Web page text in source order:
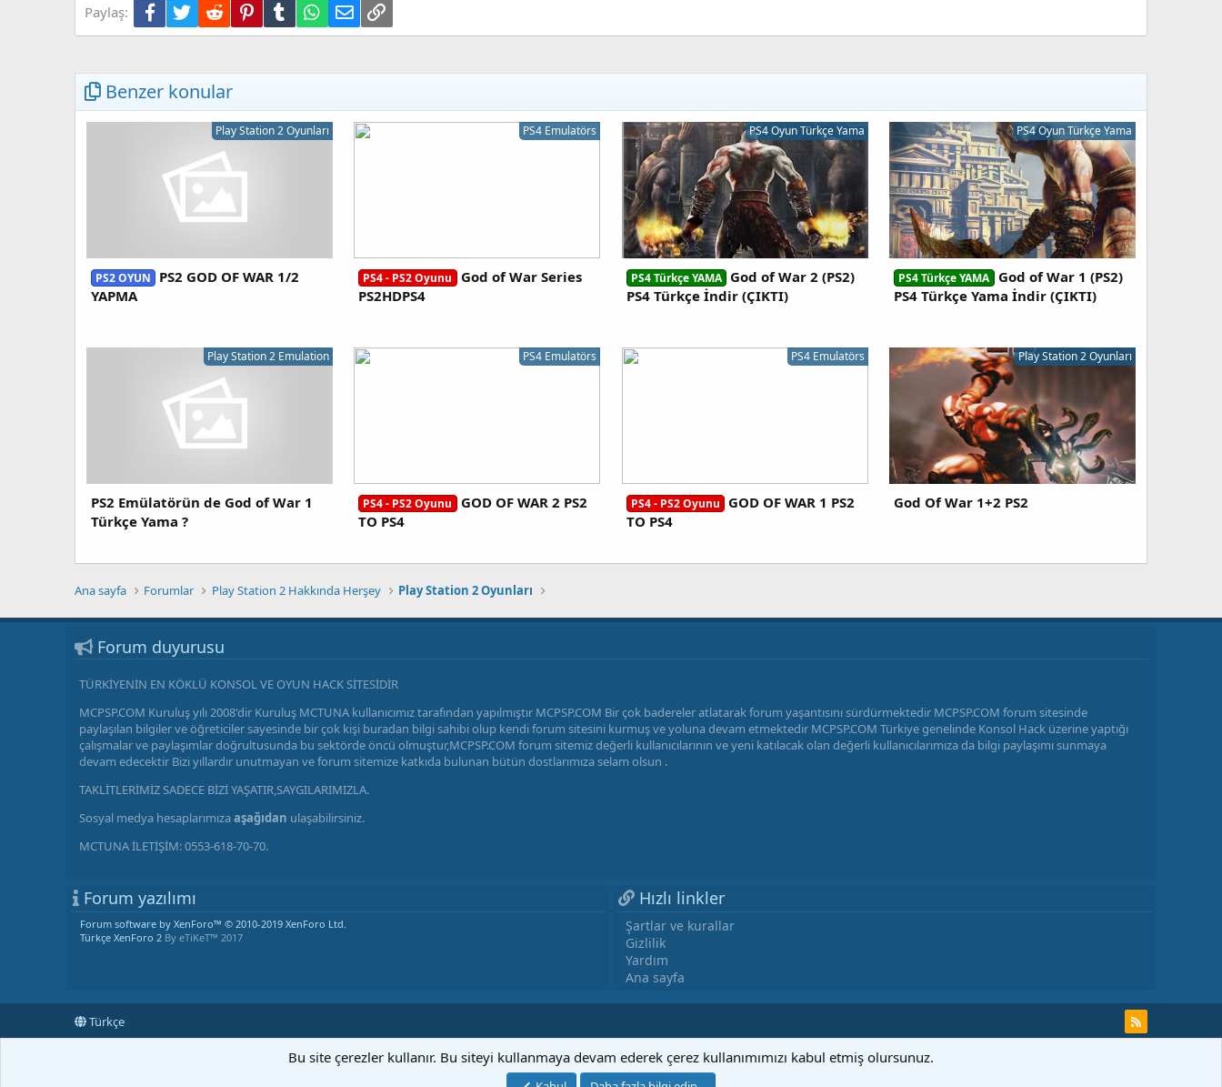
Paylaş: Facebook
TwitterReddit PinterestTumblr WhatsApp
E-postaLink
Benzer konular
Play Station 2 Oyunları
PS2 OYUN
PS2 GOD OF WAR 1/2
YAPMA
PS4 Emulatörs
PS4 - PS2 Oyunu God of War Series
PS2HDPS4
PS4 Oyun Türkçe Yama
PS4 Türkçe YAMA God of War 2 (PS2)
PS4 Türkçe İndir (ÇIKTI)
PS4 Oyun Türkçe Yama
PS4 Türkçe YAMA God of War 1 (PS2)
PS4 Türkçe Yama İndir (ÇIKTI)
Play Station 2 Emulation
PS2 Emülatörün de God of War 1
Türkçe Yama ?
PS4 Emulatörs
PS4 - PS2 Oyunu GOD OF WAR 2 PS2
TO PS4
PS4 Emulatörs
PS4 - PS2 Oyunu
GOD OF WAR 1 PS2
TO PS4
Play Station 2 Oyunları
God Of War 1+2 PS2
Ana sayfa Forumlar Play Station 2 Hakkında Herşey Play Station 2 Oyunları
Forum duyurusu
TÜRKİYENİN EN KÖKLÜ KONSOL VE OYUN HACK SİTESİDİR
MCPSP.COM Kuruluş yılı 2008'dir Kuruluş MCTUNA kullanıcımız tarafından yapılmıştır MCPSP.COM Bir çok badereler atlatarak forum yaşantısını sürdürmektedir MCPSP.COM forum sitesinde
paylaşılan bilgiler ve öğreticiler sayesinde bir çok kişi buradan bilgi sahibi olup kendi forum sitesini kurmuş ve yoluna devam etmektedir MCPSP.COM Türkiye genelinde Konsol Hack üzerine yaptığı
çalışmalar ve paylaşımlar doğrultusunda bu sektörde öncü olmuştur,MCPSP.COM forum sitemiz değerli kullanıcılarının ve yeni katılacak olan değerli kullanıcılarımıza da bilgi paylaşımı sunmaya
devam edecektir Bizi yıllardır unutmayan ve forum sitemize katkıda bulunan bütün dostlarımıza selam olsun .
TAKLİTLERİMİZ SADECE BİZİ YAŞATIR,SAYGILARIMIZLA.
Sosyal medya hesaplarımızaaşağıdan ulaşabilirsiniz.
MCTUNA İLETİŞİM: 0553-618-70-70.
Forum yazılımı
Forum software by XenForo™ © 2010-2019 XenForo Ltd.
Türkçe XenForo 2 By eTiKeT™ 2017
Hızlı linkler
Şartlar ve kurallar
Gizlilik
Yardım
Ana sayfa
Türkçe
Bu site çerezler kullanır. Bu siteyi kullanmaya devam ederek çerez kullanımımızı kabul etmiş olursunuz.